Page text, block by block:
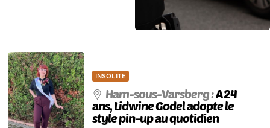
INSOLITE
Ham-sous-Varsberg :A 24
ans, Lidwine Godel adopte le
style pin-up au quotidien